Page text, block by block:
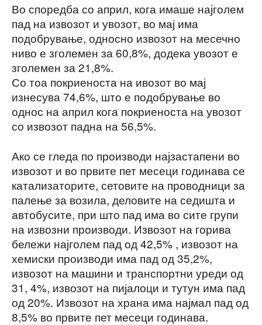
Во споредба со април, кога имаше најголем
пад на извозот и увозот, во мај има
подобрување, односно извозот на месечно
ниво е зголемен за 60,8%, додека увозот е
зголемен за 21,8%.
Со тоа покриеноста на ивозот во мај
изнесува 74,6%, што е подобрување во
однос на април кога покриеноста на увозот
со извозот падна на 56,5%.
Ако се гледа по производи најзастапени во
извозот и во првите пет месеци годинава се
катализаторите, сетовите на проводници за
палење за возила, деловите на седишта и
автобусите, при што пад има во сите групи
на извозни производи. Извозот на горива
бележи најголем пад од 42,5% , извозот на
хемиски производи има пад од 35,2%,
извозот на машини и транспортни уреди од
31, 4%, извозот на пијалоци и тутун има пад
од 20%. Извозот на храна има најмал пад од
8,5% во првите пет месеци годинава.